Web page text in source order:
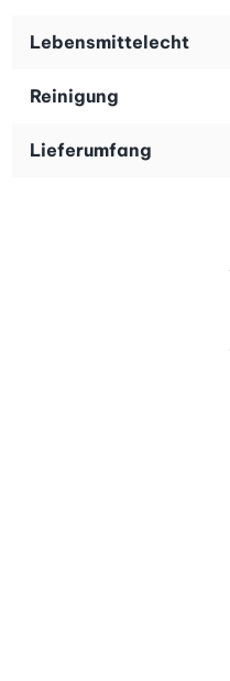
Lebensmittelecht
Reinigung
Lieferumfang